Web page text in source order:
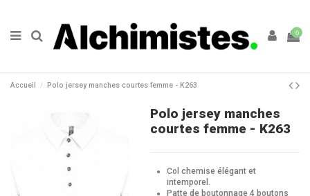
0
Accueil Polo jersey manches courtes femme - K263
Polo jersey manches
courtes femme - K263
Col chemise élégant et
intemporel.
Patte de boutonnage 4 boutons